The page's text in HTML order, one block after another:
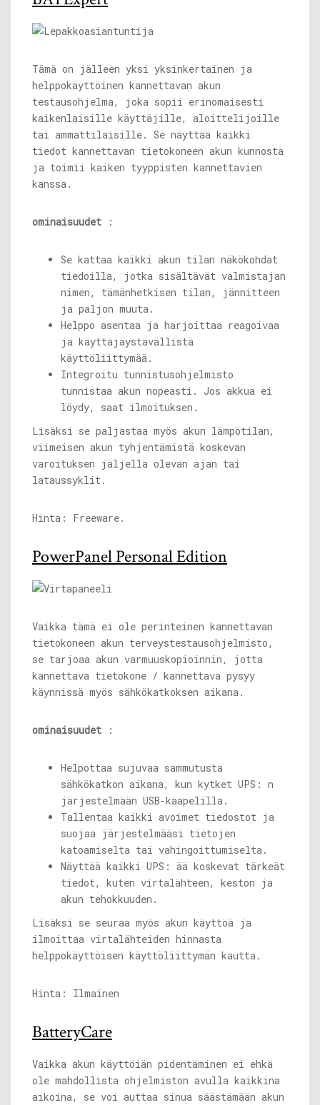
Tämä on jälleen yksi yksinkertainen ja
helppokäyttöinen kannettavan akun
testausohjelma, joka sopii erinomaisesti
kaikenlaisille käyttäjille, aloittelijoille
tai ammattilaisille. Se näyttää kaikki
tiedot kannettavan tietokoneen akun kunnosta
ja toimii kaiken tyyppisten kannettavien
kanssa.
ominaisuudet :
Se kattaa kaikki akun tilan näkökohdat
tiedoilla, jotka sisältävät valmistajan
nimen, tämänhetkisen tilan, jännitteen
ja paljon muuta.
Helppo asentaa ja harjoittaa reagoivaa
ja käyttäjäystävällistä
käyttöliittymää.
Integroitu tunnistusohjelmisto
tunnistaa akun nopeasti. Jos akkua ei
löydy, saat ilmoituksen.
Lisäksi se paljastaa myös akun lämpötilan,
viimeisen akun tyhjentämistä koskevan
varoituksen jäljellä olevan ajan tai
lataussyklit.
Hinta: Freeware.
PowerPanel Personal Edition
Vaikka tämä ei ole perinteinen kannettavan
tietokoneen akun terveystestausohjelmisto,
se tarjoaa akun varmuuskopioinnin, jotta
kannettava tietokone / kannettava pysyy
käynnissä myös sähkökatkoksen aikana.
ominaisuudet :
Helpottaa sujuvaa sammutusta
sähkökatkon aikana, kun kytket UPS: n
järjestelmään USB-kaapelilla.
Tallentaa kaikki avoimet tiedostot ja
suojaa järjestelmääsi tietojen
katoamiselta tai vahingoittumiselta.
Näyttää kaikki UPS: ää koskevat tärkeät
tiedot, kuten virtalähteen, keston ja
akun tehokkuuden.
Lisäksi se seuraa myös akun käyttöä ja
ilmoittaa virtalähteiden hinnasta
helppokäyttöisen käyttöliittymän kautta.
Hinta: Ilmainen
BatteryCare
Vaikka akun käyttöiän pidentäminen ei ehkä
ole mahdollista ohjelmiston avulla kaikkina
aikoina, se voi auttaa sinua säästämään akun